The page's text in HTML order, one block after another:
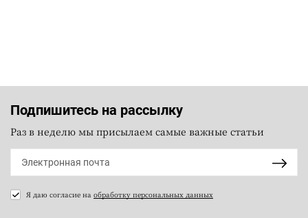
Подпишитесь на рассылку
Раз в неделю мы присылаем самые важные статьи
Я даю согласие на обработку персональных данных